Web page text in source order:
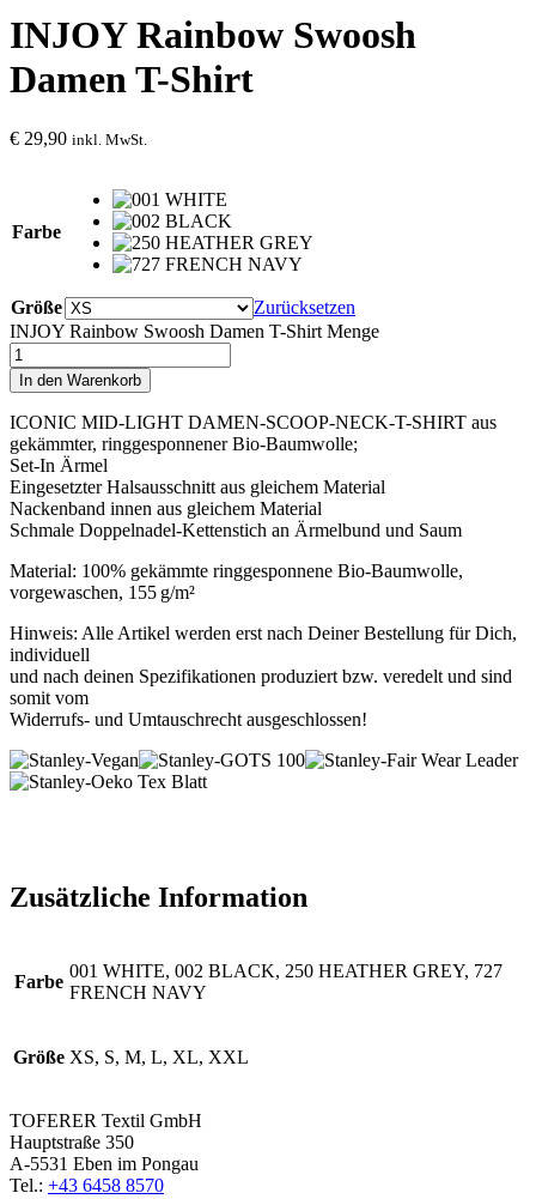
INJOY Rainbow Swoosh
Damen T-Shirt
€ 29,90 inkl. MwSt.
Farbe
Größe
Zurücksetzen
INJOY Rainbow Swoosh Damen T-Shirt Menge
In den Warenkorb
ICONIC MID-LIGHT DAMEN-SCOOP-NECK-T-SHIRT aus
gekämmter, ringgesponnener Bio-Baumwolle;
Set-In Ärmel
Eingesetzter Halsausschnitt aus gleichem Material
Nackenband innen aus gleichem Material
Schmale Doppelnadel-Kettenstich an Ärmelbund und Saum
Material: 100% gekämmte ringgesponnene Bio-Baumwolle,
vorgewaschen, 155 g/m²
Hinweis: Alle Artikel werden erst nach Deiner Bestellung für Dich,
individuell
und nach deinen Spezifikationen produziert bzw. veredelt und sind
somit vom
Widerrufs- und Umtauschrecht ausgeschlossen!
Zusätzliche Information
Farbe
001 WHITE, 002 BLACK, 250 HEATHER GREY, 727
FRENCH NAVY
Größe XS, S, M, L, XL, XXL
TOFERER Textil GmbH
Hauptstraße 350
A-5531 Eben im Pongau
Tel.: +43 6458 8570